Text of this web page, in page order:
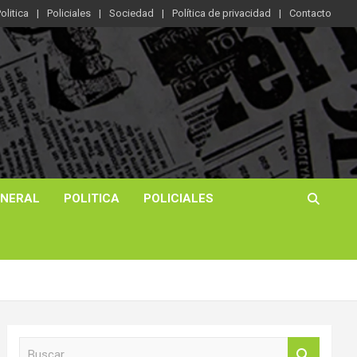
Policiales Sociedad Política de privacidad Contacto
POLITICA POLICIALES